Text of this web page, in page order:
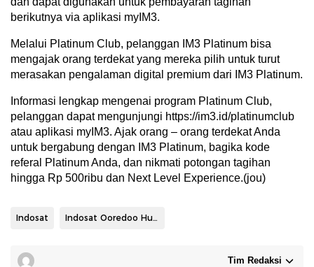
berikutnya via aplikasi myIM3.
Melalui Platinum Club, pelanggan IM3 Platinum bisa
mengajak orang terdekat yang mereka pilih untuk turut
merasakan pengalaman digital premium dari IM3 Platinum.
Informasi lengkap mengenai program Platinum Club,
pelanggan dapat mengunjungi https://im3.id/platinumclub
atau aplikasi myIM3. Ajak orang – orang terdekat Anda
untuk bergabung dengan IM3 Platinum, bagika kode
referal Platinum Anda, dan nikmati potongan tagihan
hingga Rp 500ribu dan Next Level Experience.(jou)
Indosat Indosat Ooredoo Hutchison
Tim Redaksi